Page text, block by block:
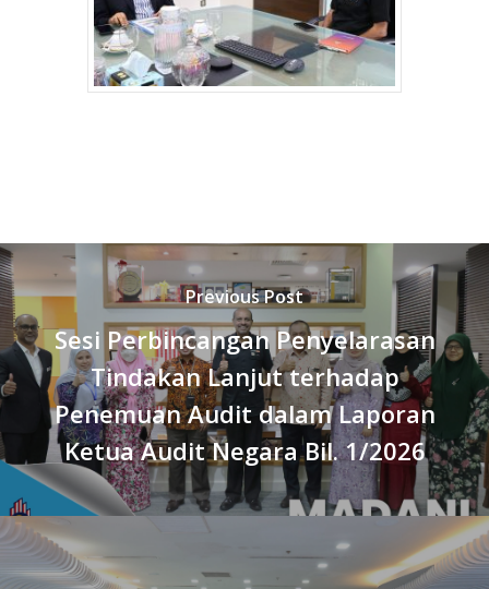
Previous Post
Sesi Perbincangan Penyelarasan
Tindakan Lanjut terhadap
Penemuan Audit dalam Laporan
Ketua Audit Negara Bil. 1/2026